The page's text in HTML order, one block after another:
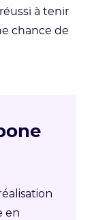
à tenir
chance de
en